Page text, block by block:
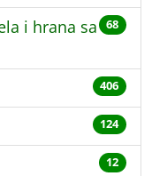
i hrana sa
68
406
124
12